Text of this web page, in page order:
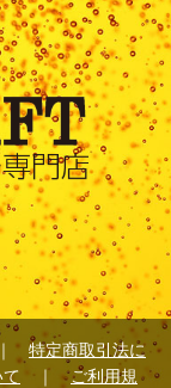
特定商取引法に
｜ご利用規